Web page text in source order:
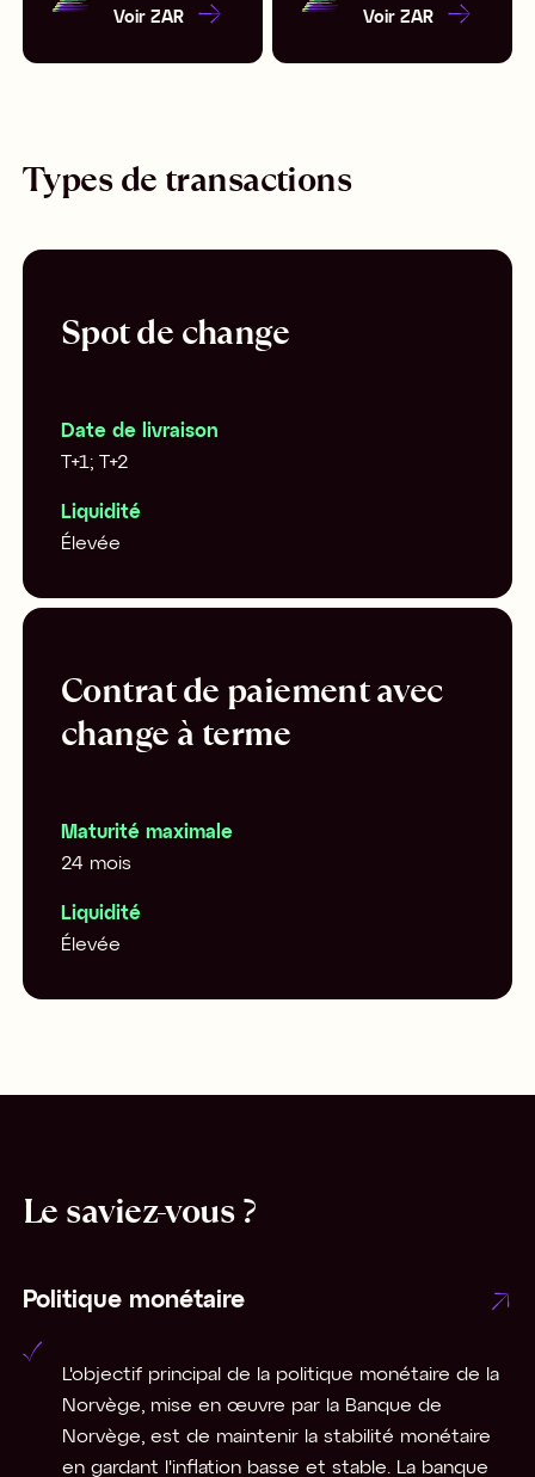
Voir ZAR Voir ZAR
Types de transactions
Spot de change
Date de livraison
T+1; T+2
Liquidité
Élevée
Contrat de paiement avec
change à terme
Maturité maximale
24 mois
Liquidité
Élevée
Le saviez-vous ?
Politique monétaire
L'objectif principal de la politique monétaire de la
Norvège, mise en œuvre par la Banque de
Norvège, est de maintenir la stabilité monétaire
en gardant l'inflation basse et stable. La banque